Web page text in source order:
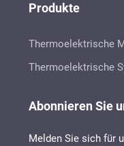
Produkte
Thermoelektrische
Thermoelektrische
Abonnieren Sie
Melden Sie sich für